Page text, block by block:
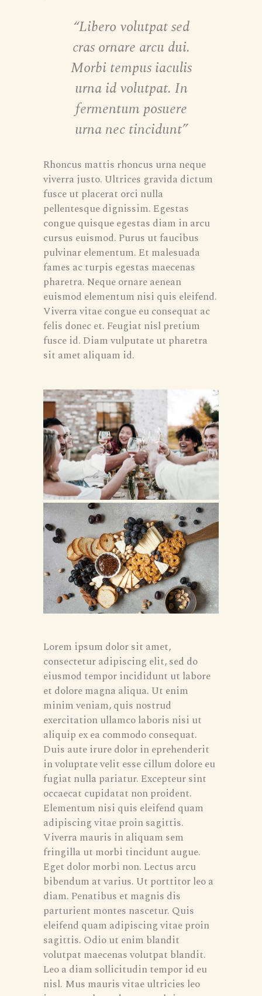
“Libero volutpat sed
cras ornare arcu dui.
Morbi tempus iaculis
urna id volutpat. In
fermentum posuere
urna nec tincidunt”
Rhoncus mattis rhoncus urna neque
viverra justo. Ultrices gravida dictum
fusce ut placerat orci nulla
pellentesque dignissim. Egestas
congue quisque egestas diam in arcu
cursus euismod. Purus ut faucibus
pulvinar elementum. Et malesuada
fames ac turpis egestas maecenas
pharetra. Neque ornare aenean
euismod elementum nisi quis eleifend.
Viverra vitae congue eu consequat ac
felis donec et. Feugiat nisl pretium
fusce id. Diam vulputate ut pharetra
sit amet aliquam id.
Lorem ipsum dolor sit amet,
consectetur adipiscing elit, sed do
eiusmod tempor incididunt ut labore
et dolore magna aliqua. Ut enim
minim veniam, quis nostrud
exercitation ullamco laboris nisi ut
aliquip ex ea commodo consequat.
Duis aute irure dolor in eprehenderit
in voluptate velit esse cillum dolore eu
fugiat nulla pariatur. Excepteur sint
occaecat cupidatat non proident.
Elementum nisi quis eleifend quam
adipiscing vitae proin sagittis.
Viverra mauris in aliquam sem
fringilla ut morbi tincidunt augue.
Eget dolor morbi non. Lectus arcu
bibendum at varius. Ut porttitor leo a
diam. Penatibus et magnis dis
parturient montes nascetur. Quis
eleifend quam adipiscing vitae proin
sagittis. Odio ut enim blandit
volutpat maecenas volutpat blandit.
Leo a diam sollicitudin tempor id eu
nisl. Mus mauris vitae ultricies leo